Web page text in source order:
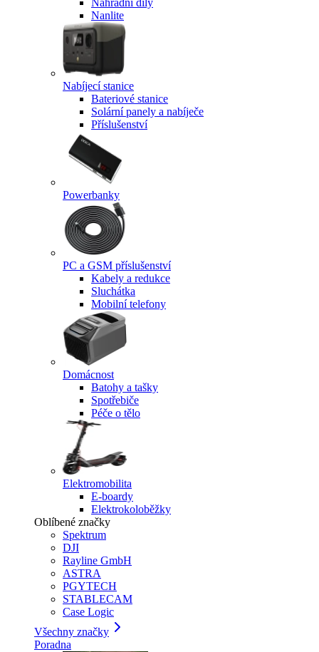
Náhradní díly
Nanlite
Nabíjecí stanice
Bateriové stanice
Solární panely a nabíječe
Příslušenství
Powerbanky
PC a GSM příslušenství
Kabely a redukce
Sluchátka
Mobilní telefony
Domácnost
Batohy a tašky
Spotřebiče
Péče o tělo
Elektromobilita
E-boardy
Elektrokoloběžky
Oblíbené značky
Spektrum
DJI
Rayline GmbH
ASTRA
PGYTECH
STABLECAM
Case Logic
Všechny značky
Poradna